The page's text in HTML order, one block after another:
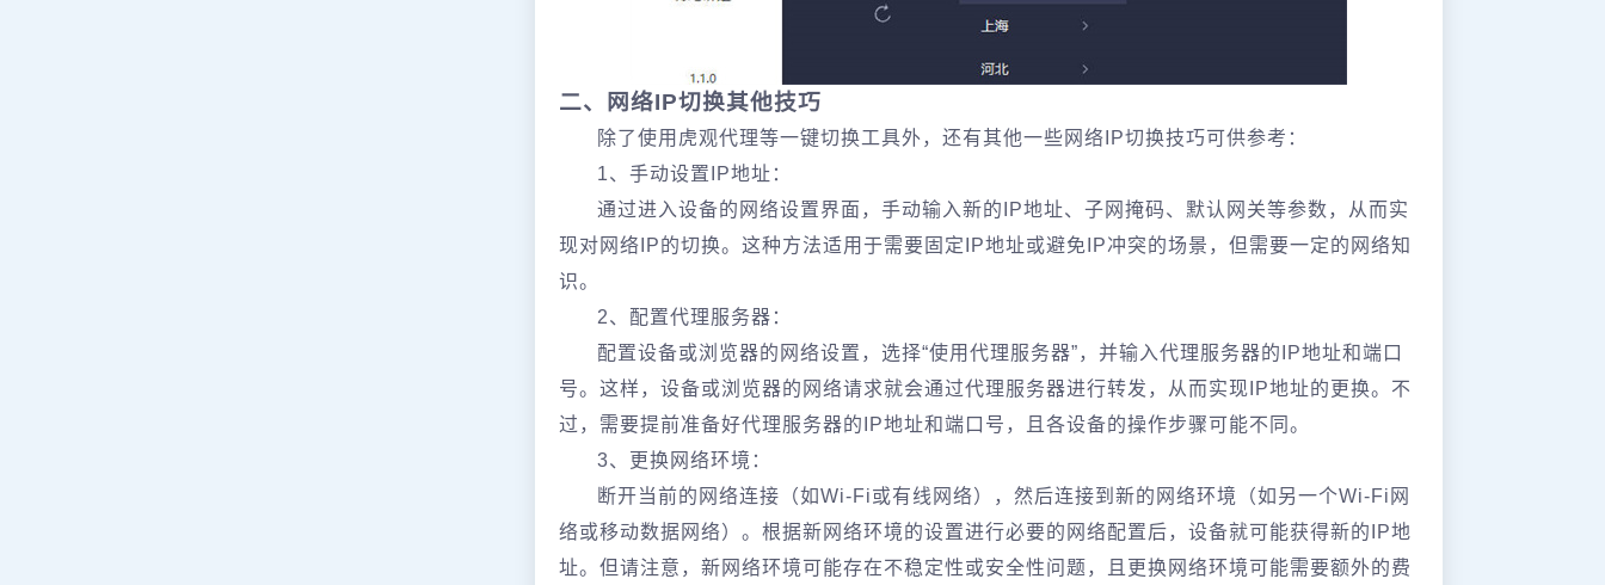
二、网络IP切换其他技巧
除了使用虎观代理等一键切换工具外，还有其他一些网络IP切换技巧可供参考：
1、手动设置IP地址‌：
通过进入设备的网络设置界面，手动输入新的IP地址、子网掩码、默认网关等参数，从而实
现对网络IP的切换。这种方法适用于需要固定IP地址或避免IP冲突的场景，但需要一定的网络知
识‌。
2‌、配置代理服务器‌：
配置设备或浏览器的网络设置，选择“使用代理服务器”，并输入代理服务器的IP地址和端口
号。这样，设备或浏览器的网络请求就会通过代理服务器进行转发，从而实现IP地址的更换。不
过，需要提前准备好代理服务器的IP地址和端口号，且各设备的操作步骤可能不同‌。
‌3、更换网络环境‌：
断开当前的网络连接（如Wi-Fi或有线网络），然后连接到新的网络环境（如另一个Wi-Fi网
络或移动数据网络）。根据新网络环境的设置进行必要的网络配置后，设备就可能获得新的IP地
址。但请注意，新网络环境可能存在不稳定性或安全性问题，且更换网络环境可能需要额外的费